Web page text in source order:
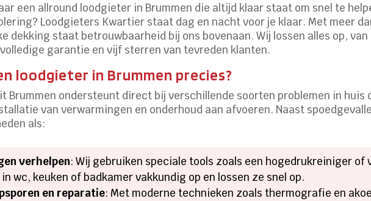
een allround loodgieter in Brummen die altijd klaar staat om snel te
Loodgieters Kwartier staat dag en nacht voor je klaar. Met meer
dekking staat betrouwbaarheid bij ons bovenaan. Wij lossen alles op,
garantie en vijf sterren van tevreden klanten.
loodgieter in Brummen precies?
Brummen ondersteunt direct bij verschillende soorten problemen in
van verwarmingen en onderhoud aan afvoeren. Naast
als:
verhelpen: Wij gebruiken speciale tools zoals een hogedrukreiniger of
wc, keuken of badkamer vakkundig op en lossen ze snel op.
en reparatie: Met moderne technieken zoals thermografie en